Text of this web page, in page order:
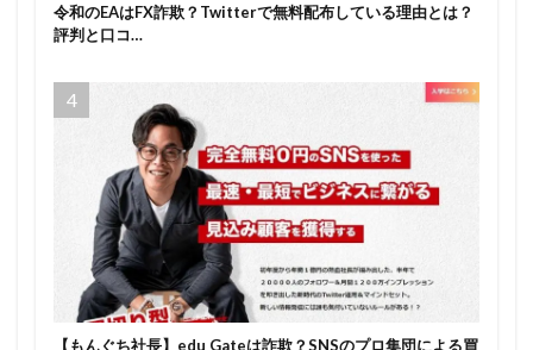
令和のEAはFX詐欺？Twitterで無料配布している理由とは？
評判と口コ…
【もんぐち社長】edu Gateは詐欺？SNSのプロ集団による買